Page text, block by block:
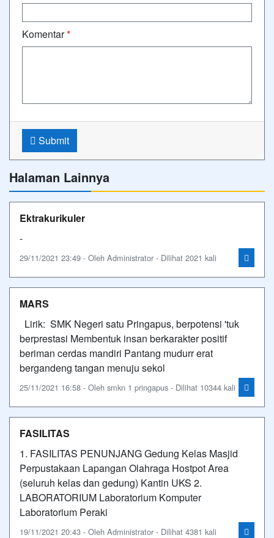
Komentar*
Submit
Halaman Lainnya
Ektrakurikuler
-
29/11/2021 23:49 - Oleh Administrator - Dilihat 2021 kali
MARS
Lirik: SMK Negeri satu Pringapus, berpotensi 'tuk
berprestasi Membentuk insan berkarakter positif
beriman cerdas mandiri Pantang mudurr erat
bergandeng tangan menuju sekol
25/11/2021 16:58 - Oleh smkn 1 pringapus - Dilihat 10344 kali
FASILITAS
1. FASILITAS PENUNJANG Gedung Kelas Masjid
Perpustakaan Lapangan Olahraga Hostpot Area
(seluruh kelas dan gedung) Kantin UKS 2.
LABORATORIUM Laboratorium Komputer
Laboratorium Peraki
19/11/2021 20:43 - Oleh Administrator - Dilihat 4381 kali